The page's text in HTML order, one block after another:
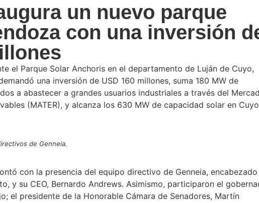
un nuevo parque
con una inversión
el Parque Solar Anchoris en el departamento de Luján de Cuyo,
una inversión de USD 160 millones, suma 180 MW de
a abastecer a grandes usuarios industriales a través del
(MATER), y alcanza los 630 MW de capacidad solar en
de Genneia.
con la presencia del equipo directivo de Genneia, encabezado
y su CEO, Bernardo Andrews. Asimismo, participaron el
el presidente de la Honorable Cámara de Senadores, Martín